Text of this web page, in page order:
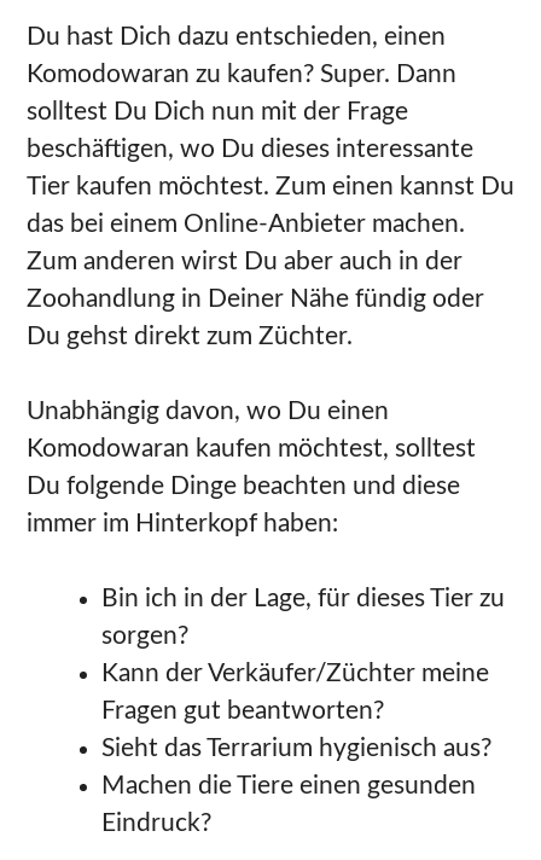
Du hast Dich dazu entschieden, einen
Komodowaran zu kaufen? Super. Dann
solltest Du Dich nun mit der Frage
beschäftigen, wo Du dieses interessante
Tier kaufen möchtest. Zum einen kannst Du
das bei einem Online-Anbieter machen.
Zum anderen wirst Du aber auch in der
Zoohandlung in Deiner Nähe fündig oder
Du gehst direkt zum Züchter.
Unabhängig davon, wo Du einen
Komodowaran kaufen möchtest, solltest
Du folgende Dinge beachten und diese
immer im Hinterkopf haben:
Bin ich in der Lage, für dieses Tier zu
sorgen?
Kann der Verkäufer/Züchter meine
Fragen gut beantworten?
Sieht das Terrarium hygienisch aus?
Machen die Tiere einen gesunden
Eindruck?